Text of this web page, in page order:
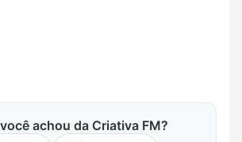
achou da Criativa FM?